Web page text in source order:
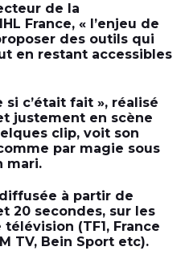
de la
France, « l’enjeu de
des outils qui
en restant accessibles
si c’était fait », réalisé
justement en scène
clip, voit son
par magie sous
mari.
à partir de
20 secondes, sur les
(TF1, France
TV, Bein Sport etc).